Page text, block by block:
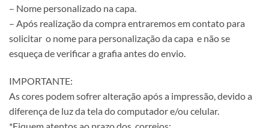
– Nome personalizado na capa.
– Após realização da compra entraremos em contato para
solicitar o nome para personalização da capa e não se
esqueça de verificar a grafia antes do envio.
IMPORTANTE:
As cores podem sofrer alteração após a impressão, devido a
diferença de luz da tela do computador e/ou celular.